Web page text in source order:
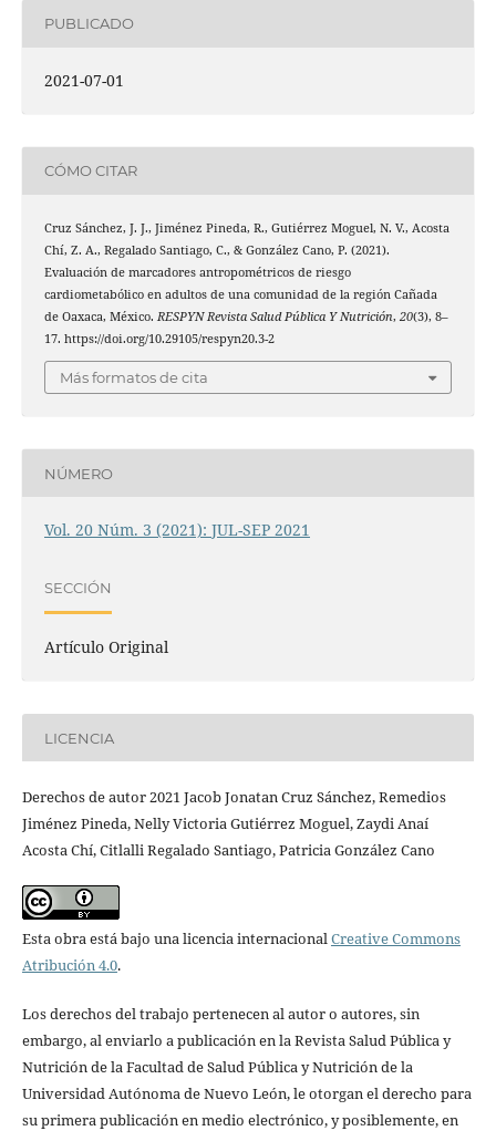
PUBLICADO
2021-07-01
CÓMO CITAR
Cruz Sánchez, J. J., Jiménez Pineda, R., Gutiérrez Moguel, N. V., Acosta
Chí, Z. A., Regalado Santiago, C., & González Cano, P. (2021).
Evaluación de marcadores antropométricos de riesgo
cardiometabólico en adultos de una comunidad de la región Cañada
de Oaxaca, México. RESPYN Revista Salud Pública Y Nutrición, 20(3), 8–
17. https://doi.org/10.29105/respyn20.3-2
Más formatos de cita
NÚMERO
Vol. 20 Núm. 3 (2021): JUL-SEP 2021
SECCIÓN
Artículo Original
LICENCIA
Derechos de autor 2021 Jacob Jonatan Cruz Sánchez, Remedios
Jiménez Pineda, Nelly Victoria Gutiérrez Moguel, Zaydi Anaí
Acosta Chí, Citlalli Regalado Santiago, Patricia González Cano
Esta obra está bajo una licencia internacionalCreative Commons
Atribución 4.0.
Los derechos del trabajo pertenecen al autor o autores, sin
embargo, al enviarlo a publicación en la Revista Salud Pública y
Nutrición de la Facultad de Salud Pública y Nutrición de la
Universidad Autónoma de Nuevo León, le otorgan el derecho para
su primera publicación en medio electrónico, y posiblemente, en